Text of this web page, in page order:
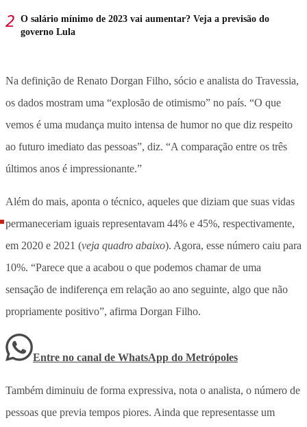
O salário mínimo de 2023 vai aumentar? Veja a previsão do
governo Lula
Na definição de Renato Dorgan Filho, sócio e analista do Travessia,
os dados mostram uma “explosão de otimismo” no país. “O que
vemos é uma mudança muito intensa de humor no que diz respeito
ao futuro imediato das pessoas”, diz. “A comparação entre os três
últimos anos é impressionante.”
Além do mais, aponta o técnico, aqueles que diziam que suas vidas
permaneceriam iguais representavam 44% e 45%, respectivamente,
em 2020 e 2021 (veja quadro abaixo). Agora, esse número caiu para
10%. “Parece que a acabou o que podemos chamar de uma
sensação de indiferença em relação ao ano seguinte, algo que não
propriamente positivo”, afirma Dorgan Filho.
Entre no canal de WhatsApp do Metrópoles
Também diminuiu de forma expressiva, nota o analista, o número de
pessoas que previa tempos piores. Ainda que representasse um